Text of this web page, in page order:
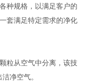
种规格，以满足客户的
套满足特定需求的净化
粒从空气中分离，该技
净空气。